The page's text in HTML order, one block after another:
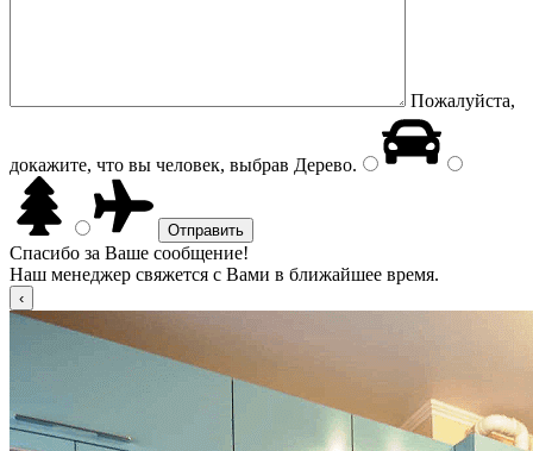
Пожалуйста,
докажите, что вы человек, выбрав Дерево.
Спасибо за Ваше сообщение!
Наш менеджер свяжется с Вами в ближайшее время.